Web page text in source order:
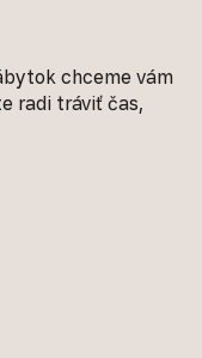
chceme vám
radi tráviť čas,